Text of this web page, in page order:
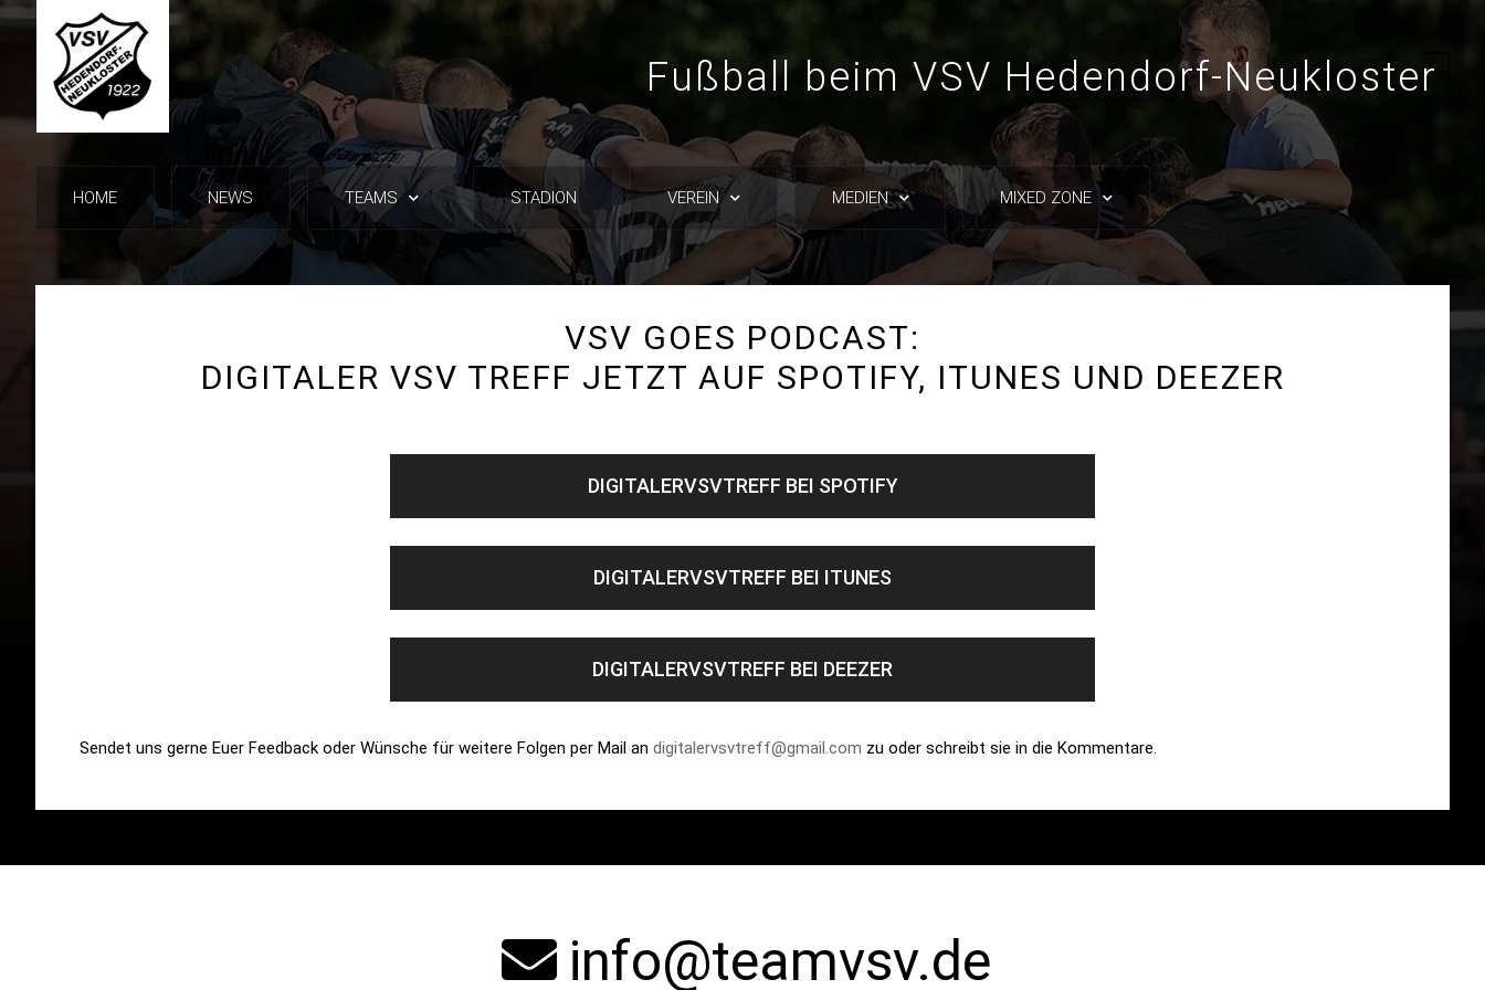
Fußball beim VSV Hedendorf-Neukloster
HOME NEWS TEAMS STADION VEREIN MEDIEN MIXED ZONE
VSV GOES PODCAST:
DIGITALER VSV TREFF JETZT AUF SPOTIFY, ITUNES UND DEEZER
DIGITALERVSVTREFF BEI SPOTIFY
DIGITALERVSVTREFF BEI ITUNES
DIGITALERVSVTREFF BEI DEEZER
Sendet uns gerne Euer Feedback oder Wünsche für weitere Folgen per Mail an digitalervsvtreff@gmail.com zu oder schreibt sie in die Kommentare.
info@teamvsv.de